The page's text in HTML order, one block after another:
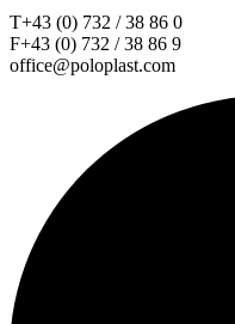
T+43 (0) 732 / 38 86 0
F+43 (0) 732 / 38 86 9
office@poloplast.com